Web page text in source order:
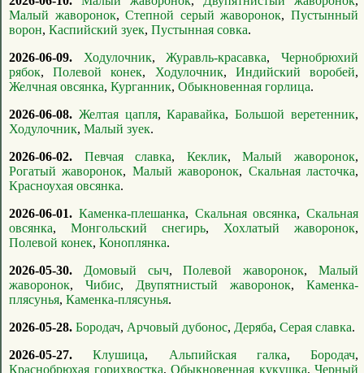
Малый жаворонок,Степной серый жаворонок,Пустынный
ворон, Каспийский зуек, Пустынная совка.
2026-06-09.
Ходулочник,Журавль-красавка,Чернобрюхий
рябок,Полевой конек, Ходулочник, Индийский воробей,
Желчная овсянка, Курганник, Обыкновенная горлица.
2026-06-08. Желтая цапля,Каравайка,Большой веретенник,
Ходулочник, Малый зуек.
2026-06-02.
Певчая славка, Кеклик,Малый жаворонок,
Рогатый жаворонок, Малый жаворонок, Скальная ласточка,
Красноухая овсянка.
2026-06-01. Каменка-плешанка, Скальная овсянка, Скальная
овсянка, Монгольский снегирь, Хохлатый жаворонок,
Полевой конек, Коноплянка.
2026-05-30.
Домовый сыч,Полевой жаворонок,Малый
жаворонок, Чибис, Двупятнистый жаворонок, Каменка-
плясунья, Каменка-плясунья.
2026-05-28. Бородач, Арчовый дубонос, Деряба, Серая славка.
2026-05-27.
Клушица, Альпийская галка, Бородач,
Краснобрюхая горихвостка, Обыкновенная кукушка, Черный